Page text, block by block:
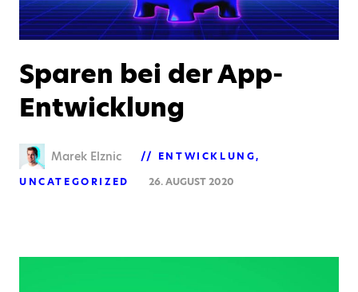
Sparen bei der App-
Entwicklung
Marek Elznic
ENTWICKLUNG
UNCATEGORIZED
26. AUGUST 2020